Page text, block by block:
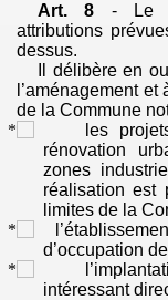
Art. 8 - Le
attributions
dessus.
Il délibère en
l’aménagement
de la Commune
les
rénovation
zones
réalisation est
limites de la
d’occupation
intéressant